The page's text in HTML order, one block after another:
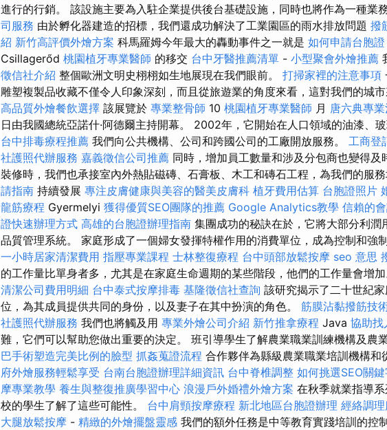
進行的行銷。 該設施主要為入駐企業提供後台基礎設施，同時也將作為一種業
司服務 由於孵化器建造的招標，我們還成功解決了工業園區的雨水排放問題 撥
紹 新竹高評價外燴方案 科馬羅姆今年最大的轟動事件之一就是 如何申請台胞證
Csillagerőd 桃園植牙專業醫師 的移交 台中牙醫推薦清單 - 小型聚會外燴推薦
徵信社介紹 整個歐洲文明史栩栩如生地展現在我們眼前。 打掃家裡的注意事項
雕塑複製品收藏不僅令人印象深刻，而且從旅遊業的角度來看，這對我們的城市
高品質外燴餐飲選擇 該展覽於 專業整骨師 10 桃園植牙專業醫師 月 唐六典專
日由我國總統亞諾什·阿德爾主持開幕。 2002年，它開始在人口領域的油漆、玻
台中排毒療程推薦 我們向公共機構、公司和跨國公司的工廠開放服務。 工商登
社護照代辦服務 嘉義徵信公司推薦 同時，增加員工數量和涉及分包商也變得及
裝修時，我們也承接室內外熱貼磁磚、石膏板、木工和磚石工程，為我們的服務
請指南 持續發展 專注皮膚健康與美容的醫美皮膚科 植牙費用估算 台胞證照片
龍筋療程 Gyermelyi 獲得優質SEO團隊的推薦 Google Analytics教學 信賴的
證快速辦理方式 高雄的台胞證辦理指南 集團成功的秘訣在於，它將大部分利潤
品質管理系統。 家庭形成了一個婦女發揮特權作用的消費單位，成為控制和強
一小時居家清潔費用 指壓專業課程 士林整復療程 台中頭部放鬆按摩 seo 意思
的工作量比單身者多，尤其是在家庭生命週期的某些階段，他們的工作量會增加
清潔公司費用明細 台中泰式按摩排毒 基隆徵信社查詢 該研究揭示了二十世紀
位，為其成員提供共同的身份，以及妻子在其中扮演的角色。 筋膜沾黏撥筋技
社護照代辦服務 我們也將觸及用 專業外燴公司介紹 新竹推拿療程 Java 協助找
難，它們可以幫助您做出重要的決定。 班引導學生了解農業職業訓練機構及農
巴手術塑造完美比例的臉型 抓姦蒐證流程 合作夥伴為縣級農業職業培訓機構和
府外燴服務輕鬆享受 台南台胞證辦理詳細資訊 台中脊椎調整 如何挑選SEO關
摩專業教學 養生與整復推廣學習中心 浪漫戶外婚禮外燴方案 在秋季就業指導
校的學生了解了這些可能性。 台中肩頸按摩療程 新北地區台胞證辦理 經絡調
大腿放鬆按摩 - 精緻的外燴擺盤靈感 我們的額外任務是中等教育實踐培訓的控